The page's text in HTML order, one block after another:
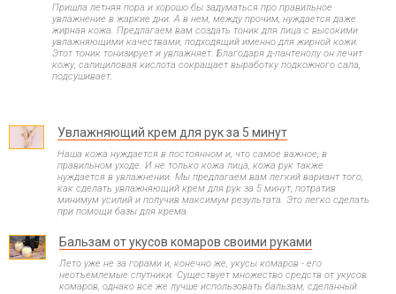
Пришла летняя пора и хорошо бы задуматься про правильное
увлажнение в жаркие дни. А в нем, между прочим, нуждается даже
жирная кожа. Предлагаем вам создать тоник для лица с высокими
увлажняющими качествами, подходящий именно для жирной кожи.
Этот тоник тонизирует и увлажняет. Благодаря д-пантенолу он лечит
кожу, салициловая кислота сокращает выработку подкожного сала,
подсушивает.
Увлажняющий крем для рук за 5 минут
Наша кожа нуждается в постоянном и, что самое важное, в
правильном уходе. И не только кожа лица, кожа рук также
нуждается в увлажнении. Мы предлагаем вам легкий вариант того,
как сделать увлажняющий крем для рук за 5 минут, потратив
минимум усилий и получив максимум результата. Это легко сделать
при помощи базы для крема.
Бальзам от укусов комаров своими руками
Лето уже не за горами и, конечно же, укусы комаров - его
неотъемлемые спутники. Существует множество средств от укусов
комаров, однако все же лучше использовать бальзам, сделанный